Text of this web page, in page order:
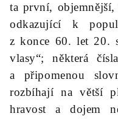
ta první, objemnější,
odkazující k
z konce 60. let 20.
vlasy“; některá
a připomenou
rozbíhají na větší
hravost a dojem